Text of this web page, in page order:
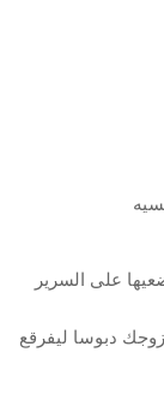
على السرير
دبوسا ليفرقع